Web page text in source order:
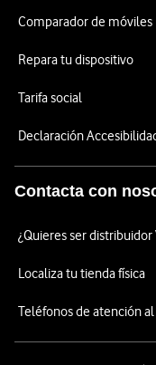
Comparador de móviles
Repara tu dispositivo
Tarifa social
Declaración
Contacta con
¿Quieres ser distribuidor
Localiza tu tienda física
Teléfonos de atención